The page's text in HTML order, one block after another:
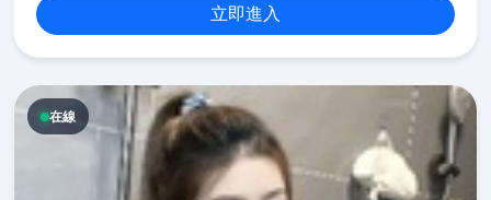
立即進入
在線